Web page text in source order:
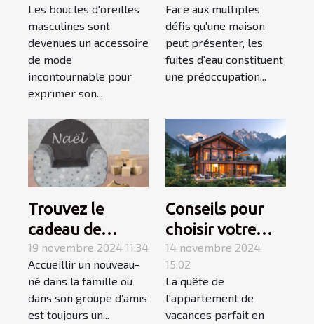
masculines
Les boucles d'oreilles
masculines sont
devenues un accessoire
de mode
incontournable pour
exprimer son...
chez soi
Face aux multiples
défis qu'une maison
peut présenter, les
fuites d'eau constituent
une préoccupation...
Trouvez le
cadeau de
naissance
parfait avec les
produits
personnalisés de
19 novembre 2024 11:34
Accueillir un nouveau-
né dans la famille ou
dans son groupe d’amis
est toujours un...
Conseils pour
choisir votre
appartement de
vacances en
montagne
14 novembre 2024
15:02
La quête de
l'appartement de
vacances parfait en